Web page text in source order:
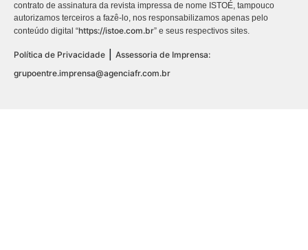
contrato de assinatura da revista impressa de nome ISTOÉ, tampouco
autorizamos terceiros a fazê-lo, nos responsabilizamos apenas pelo
conteúdo digital “https://istoe.com.br” e seus respectivos sites.
Política de Privacidade
Assessoria de Imprensa:
grupoentre.imprensa@agenciafr.com.br